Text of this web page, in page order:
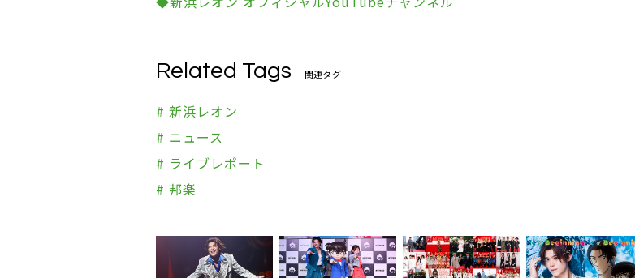
Related Tags 関連タグ
# 新浜レオン
# ニュース
# ライブレポート
# 邦楽